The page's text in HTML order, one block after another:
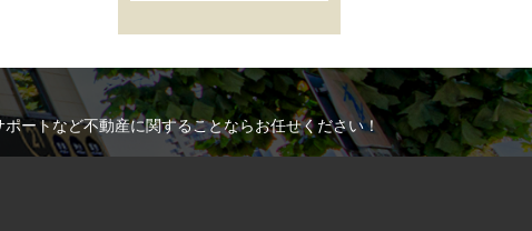
ートなど不動産に関することならお任せください！